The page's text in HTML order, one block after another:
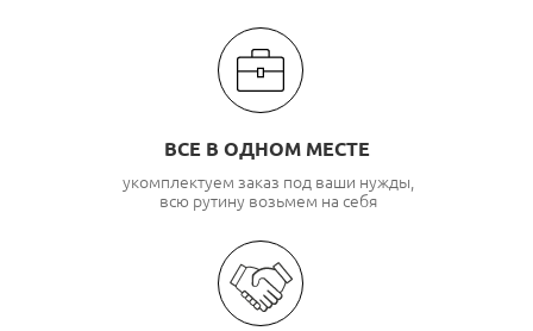
ВСЕ В ОДНОМ МЕСТЕ
укомплектуем заказ под ваши нужды,
всю рутину возьмем на себя